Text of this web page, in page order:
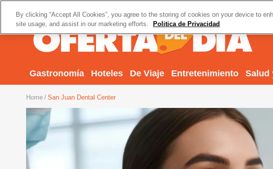
Gastronomía Hoteles De Viaje Entretenimiento Salud
Home San Juan Dental Center
By clicking “Accept All Cookies”, you agree to the storing of cookies on your device to
site usage, and assist in our marketing efforts.
Politica de Privacidad